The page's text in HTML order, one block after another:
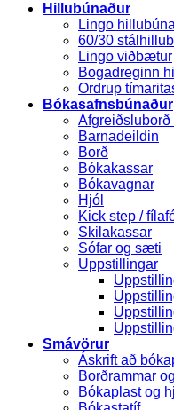
Hillubúnaður
Lingo
60/30
Lingo viðbætur
Bogadreginn
Ordrup
Bókasafnsbúnaður
Afgreiðsluborð
Barnadeildin
Borð
Bókakassar
Bókavagnar
Hjól
Kick step /
Skilakassar
Sófar og sæti
Uppstillingar
Smávörur
Áskrift að
Borðrammar
Bókaplast og